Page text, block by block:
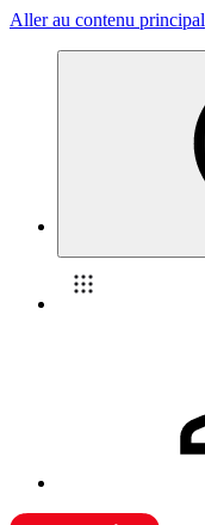
Aller au contenu principal